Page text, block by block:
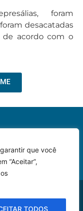
que você
“Aceitar”,
TODOS
foram
desacatadas
de acordo com o